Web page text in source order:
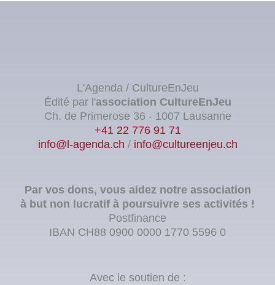
L'Agenda / CultureEnJeu
Édité par l'association CultureEnJeu
Ch. de Primerose 36 - 1007 Lausanne
+41 22 776 91 71
info@l-agenda.ch / info@cultureenjeu.ch
Par vos dons, vous aidez notre association
à but non lucratif à poursuivre ses activités !
Postfinance
IBAN CH88 0900 0000 1770 5596 0
Avec le soutien de :